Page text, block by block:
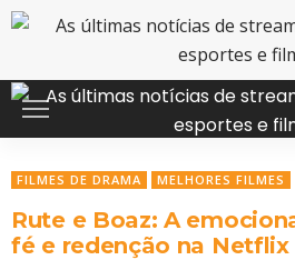
FILMES DE DRAMA MELHORES FILMES
Rute e Boaz: A
fé e redenção na Netflix